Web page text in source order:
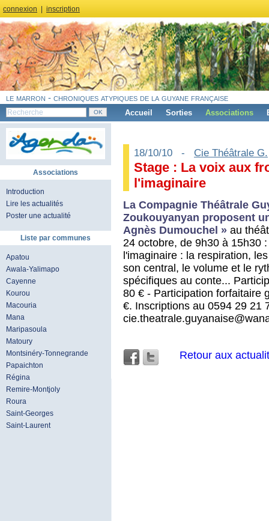
connexion inscription
le marron - chroniques atypiques de la guyane française
Accueil Sorties Associations
Associations
Introduction
Lire les actualités
Poster une actualité
Liste par communes
Apatou
Awala-Yalimapo
Cayenne
Kourou
Macouria
Mana
Maripasoula
Matoury
Montsinéry-Tonnegrande
Papaichton
Régina
Remire-Montjoly
Roura
Saint-Georges
Saint-Laurent
18/10/10 - Cie Théâtrale G.
Stage : La voix aux
l'imaginaire
La Compagnie Théâtrale
Zoukouyanyan proposent
Agnès Dumouchel » au
24 octobre, de 9h30 à 15h30
l'imaginaire : la respiration,
son central, le volume et le
spécifiques au conte...
80 € - Participation forfaitaire
€. Inscriptions au 0594 29 21
Retour aux